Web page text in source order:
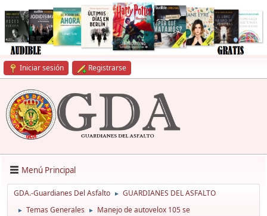
Iniciar sesión Registrarse
Menú Principal
GDA.-Guardianes Del Asfalto ► GUARDIANES DEL ASFALTO
► Temas Generales ► Manejo de autovelox 105 se